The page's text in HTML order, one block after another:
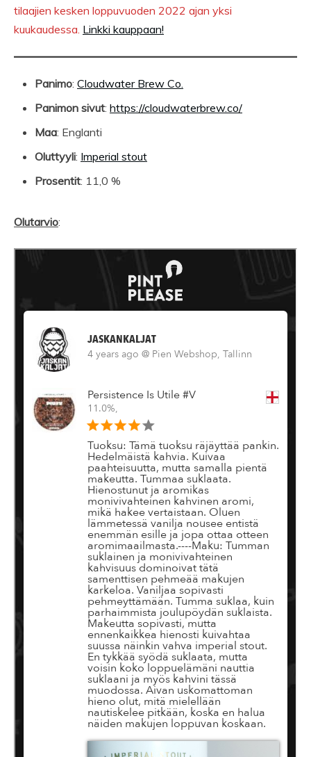
tilaajien kesken loppuvuoden 2022 ajan yksi
kuukaudessa. Linkki kauppaan!
Panimo: Cloudwater Brew Co.
Panimon sivut: https://cloudwaterbrew.co/
Maa: Englanti
Oluttyyli: Imperial stout
Prosentit: 11,0 %
Olutarvio: